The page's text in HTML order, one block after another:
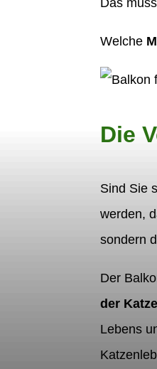
Das
Welche
Die
Sind Sie
werden,
sondern
Der
der
Lebens